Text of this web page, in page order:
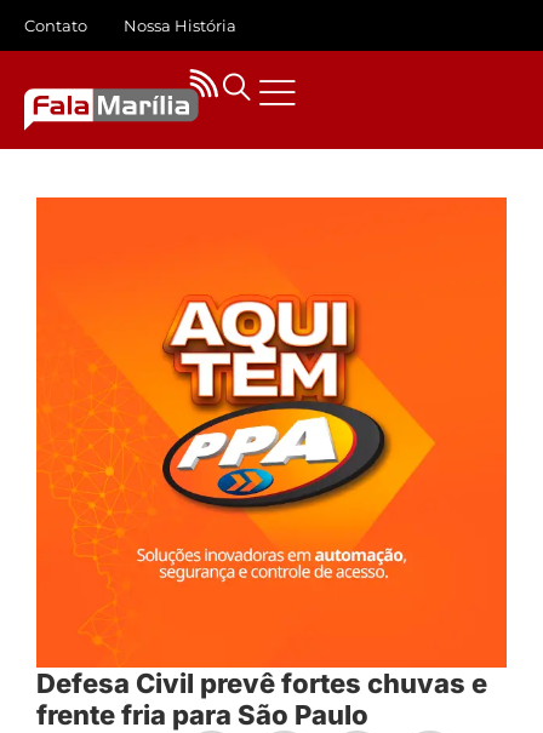
Contato Nossa História
Defesa Civil prevê fortes chuvas e
frente fria para São Paulo